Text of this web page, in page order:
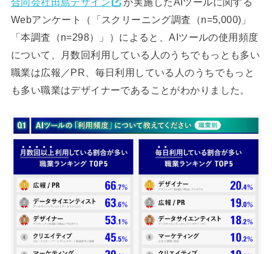
Webアンケート（「スクリーニング調査（n=5,000)」
「本調査（n=298）」）によると、AIツールの使用頻度
について、月数回利用している人のうちでもっとも多い
職業は広報／PR、毎日利用している人のうちでもっと
も多い職業はデザイナーであることがわかりました。